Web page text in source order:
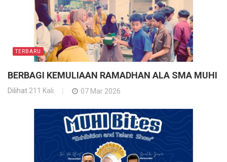
TERBARU
BERBAGI KEMULIAAN RAMADHAN ALA SMA MUHI
Dilihat 211 Kali 07 Mar 2026